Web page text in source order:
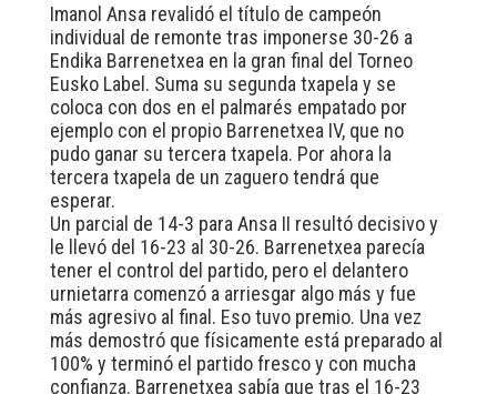
Imanol Ansa revalidó el título de campeón
individual de remonte tras imponerse 30-26 a
Endika Barrenetxea en la gran final del Torneo
Eusko Label. Suma su segunda txapela y se
coloca con dos en el palmarés empatado por
ejemplo con el propio Barrenetxea IV, que no
pudo ganar su tercera txapela. Por ahora la
tercera txapela de un zaguero tendrá que
esperar.
Un parcial de 14-3 para Ansa II resultó decisivo y
le llevó del 16-23 al 30-26. Barrenetxea parecía
tener el control del partido, pero el delantero
urnietarra comenzó a arriesgar algo más y fue
más agresivo al final. Eso tuvo premio. Una vez
más demostró que físicamente está preparado al
100% y terminó el partido fresco y con mucha
confianza. Barrenetxea sabía que tras el 16-23